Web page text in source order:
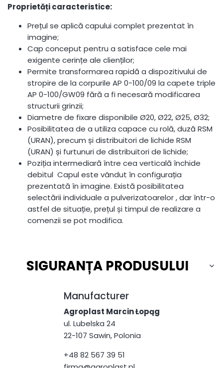
Proprietăți caracteristice:
Prețul se aplică capului complet prezentat în
imagine;
Cap conceput pentru a satisface cele mai
exigente cerințe ale clienților;
Permite transformarea rapidă a dispozitivului de
stropire de la corpurile AP 0-100/09 la capete triple
AP 0-100/GW09 fără a fi necesară modificarea
structurii grinzii;
Diametre de fixare disponibile Ø20, Ø22, Ø25, Ø32;
Posibilitatea de a utiliza capace cu rolă, duză RSM
(URAN), precum și distribuitori de lichide RSM
(URAN) și furtunuri de distribuitori de lichide;
Poziția intermediară între cea verticală închide
debitul Capul este vândut în configurația
prezentată în imagine. Există posibilitatea
selectării individuale a pulverizatoarelor , dar într-o
astfel de situație, prețul și timpul de realizare a
comenzii se pot modifica.
SIGURANȚA PRODUSULUI
Manufacturer
Agroplast Marcin Łopąg
ul. Lubelska 24
22-107 Sawin, Polonia
+48 82 567 39 51